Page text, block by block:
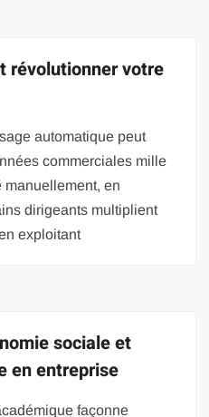
révolutionner votre
automatique peut
commerciales mille
manuellement, en
dirigeants multiplient
exploitant
sociale et
en entreprise
façonne